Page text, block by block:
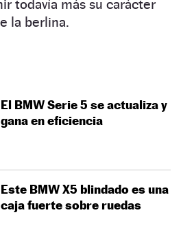
todavía más su carácter
la berlina.
El BMW Serie 5 se actualiza y
gana en eficiencia
Este BMW X5 blindado es una
caja fuerte sobre ruedas